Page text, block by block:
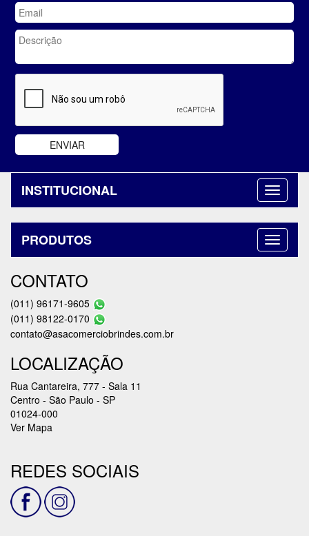
INSTITUCIONAL
PRODUTOS
CONTATO
(011) 96171-9605
(011) 98122-0170
contato@asacomerciobrindes.com.br
LOCALIZAÇÃO
Rua Cantareira, 777 - Sala 11
Centro - São Paulo - SP
01024-000
Ver Mapa
REDES SOCIAIS